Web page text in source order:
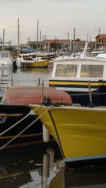
Exporter les lignes
Exporter toutes les
Exporter uniquement
Menu
<
>
EVENEMENTS
AGENDA
PROJETS
PLANNINGS
Ajoutez un logo, un
Cliquez pour éditer